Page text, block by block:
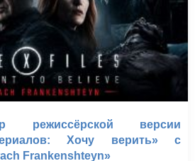
режиссёрской версии
Хочу верить» с
Frankenshteyn»